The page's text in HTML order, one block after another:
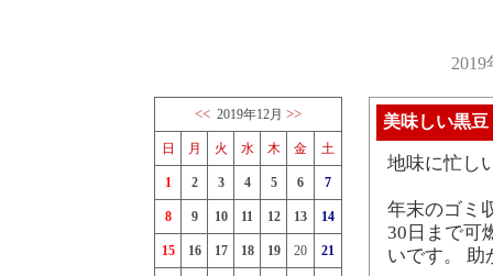
<< 2019年12月 >>
日 月 火 水 木 金 土
1 2 3 4 5 6 7
8 9 10 11 12 13 14
15 16 17 18 19 20 21
美味しい黒豆
地味に忙し
年末のゴミ
30日まで可
いです。 助